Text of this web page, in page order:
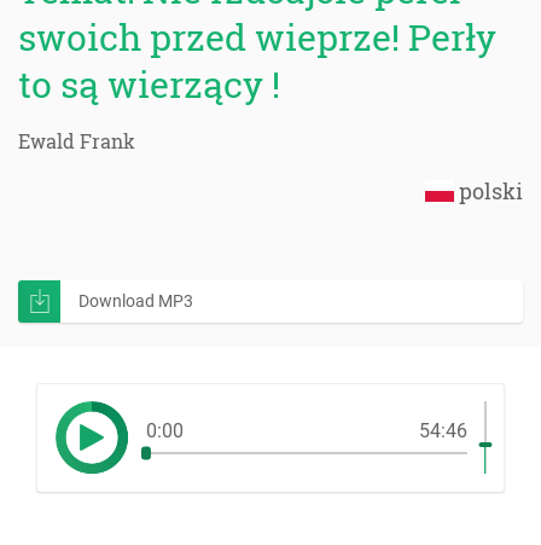
swoich przed wieprze! Perły
to są wierzący !
Ewald Frank
polski
Download MP3
0:00 54:46